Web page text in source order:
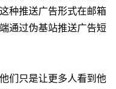
种推送广告形式在邮箱
通过伪基站推送广告短
们只是让更多人看到他